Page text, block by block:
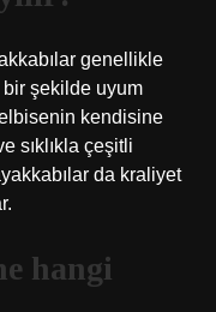
genellikle
şekilde uyum
kendisine
sıklıkla çeşitli
da kraliyet
hangi